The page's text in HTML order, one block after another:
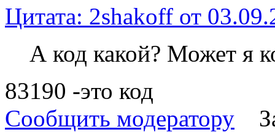
Цитата: 2shakoff от
А код какой? Может я
83190 -это код
Сообщить модератору